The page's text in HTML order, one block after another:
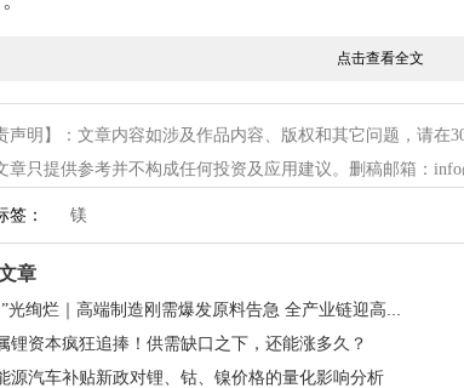
产，市场整体供应充足。随着厂家库存逐步
场低价货源增多，部分企业为回笼资金被动
端：下游畏高观望，刚需采购为主
点击查看全文
声明】：文章内容如涉及作品内容、版权和其它问题，请在
章只提供参考并不构成任何投资及应用建议。删稿邮箱：
签： 镁
章
“钼”光绚烂｜高端制造刚需爆发原料告急 全产业链迎高光时刻
锂资本疯狂追捧！供需缺口之下，还能涨多久？
源汽车补贴新政对锂、钴、镍价格的量化影响分析